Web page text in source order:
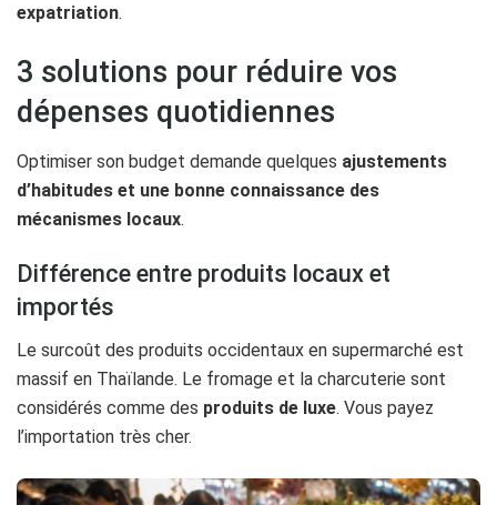
expatriation.
3 solutions pour réduire vos
dépenses quotidiennes
Optimiser son budget demande quelques ajustements
d’habitudes et une bonne connaissance des
mécanismes locaux.
Différence entre produits locaux et
importés
Le surcoût des produits occidentaux en supermarché est
massif en Thaïlande. Le fromage et la charcuterie sont
considérés comme des produits de luxe. Vous payez
l’importation très cher.